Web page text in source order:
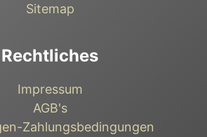
Sitemap
Rechtliches
Impressum
AGB's
Zahlungsbedingungen